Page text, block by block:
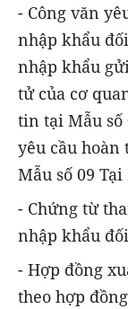
- Công văn
nhập khẩu
nhập khẩu
tử của cơ
tin tại Mẫu số
yêu cầu hoàn
Mẫu số 09
- Chứng từ
nhập khẩu
- Hợp đồng
theo hợp